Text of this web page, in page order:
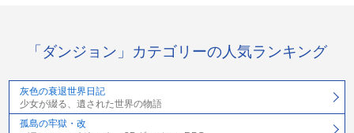
「ダンジョン」カテゴリーの人気ランキング
灰色の衰退世界日記
少女が綴る、遺された世界の物語
孤島の牢獄・改